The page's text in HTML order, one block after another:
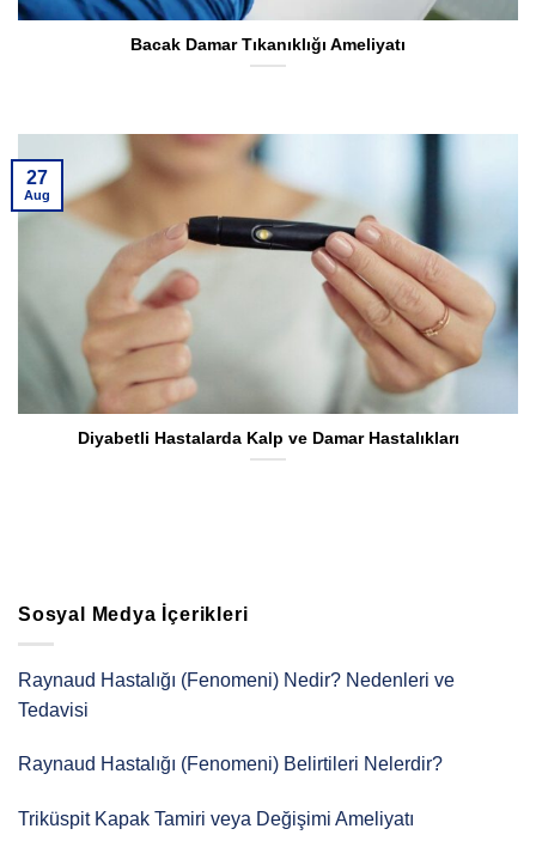
Bacak Damar Tıkanıklığı Ameliyatı
Diyabetli Hastalarda Kalp ve Damar Hastalıkları
27
Aug
Sosyal Medya İçerikleri
Raynaud Hastalığı (Fenomeni) Nedir? Nedenleri ve
Tedavisi
Raynaud Hastalığı (Fenomeni) Belirtileri Nelerdir?
Triküspit Kapak Tamiri veya Değişimi Ameliyatı